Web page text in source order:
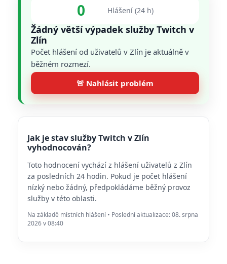
0 Hlášení (24 h)
Žádný větší výpadek služby Twitch v
Zlín
Počet hlášení od uživatelů v Zlín je aktuálně v
běžném rozmezí.
🚨 Nahlásit problém
Jak je stav služby Twitch v Zlín
vyhodnocován?
Toto hodnocení vychází z hlášení uživatelů z Zlín
za posledních 24 hodin. Pokud je počet hlášení
nízký nebo žádný, předpokládáme běžný provoz
služby v této oblasti.
Na základě místních hlášení • Poslední aktualizace: 08. srpna
2026 v 08:40